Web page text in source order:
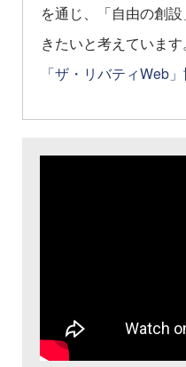
を通じ、「自由の創
きたいと考えています。
「ザ・リバティWeb